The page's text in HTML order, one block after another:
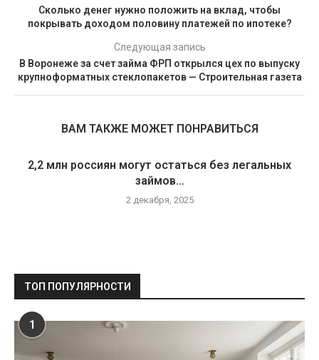
Сколько денег нужно положить на вклад, чтобы
покрывать доходом половину платежей по ипотеке?
Следующая запись
В Воронеже за счет займа ФРП открылся цех по выпуску
крупноформатных стеклопакетов — Строительная газета
ВАМ ТАКЖЕ МОЖЕТ ПОНРАВИТЬСЯ
2,2 млн россиян могут остаться без легальных
займов...
2 декабря, 2025
ТОП ПОПУЛЯРНОСТИ
1